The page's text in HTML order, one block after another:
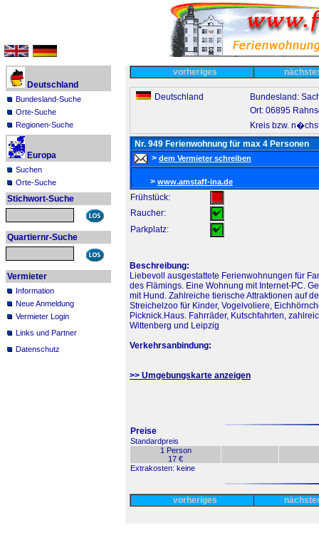
Deutschland
Bundesland-Suche
Orte-Suche
Regionen-Suche
Europa
Suchen
Orte-Suche
Stichwort-Suche
Quartiernr-Suche
Vermieter
Information
Neue Anmeldung
Vermieter Login
Links und Partner
Datenschutz
vorheriges
Deutschland
Bundesland:
Ort: 06895
Kreis bzw.
Nr. 949 Ferienwohnung für max 4 Personen
> dem Vermieter schreiben
> www.amstaff-ina.de
Frühstück:
Raucher:
Parkplatz:
Beschreibung:
Liebevoll ausgestattete Ferienwohnungen für
des Flämings. Eine Wohnung mit Internet-PC.
mit Hund. Zahlreiche tierische Attraktionen auf
Streichelzoo für Kinder, Vogelvoliere,
Picknick.Haus. Fahrräder, Kutschfahrten,
Wittenberg und Leipzig
Verkehrsanbindung:
>> Umgebungskarte anzeigen
Preise
Standardpreis
1 Person
17 €
Extrakosten: keine
vorheriges